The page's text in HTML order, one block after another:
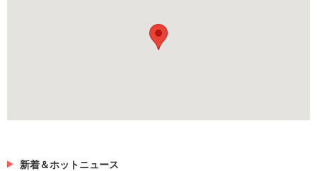
新着＆ホットニュース